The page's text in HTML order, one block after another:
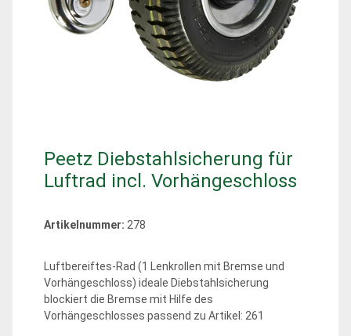
Peetz Diebstahlsicherung für
Luftrad incl. Vorhängeschloss
Artikelnummer: 278
Luftbereiftes-Rad (1 Lenkrollen mit Bremse und
Vorhängeschloss) ideale Diebstahlsicherung
blockiert die Bremse mit Hilfe des
Vorhängeschlosses passend zu Artikel: 261